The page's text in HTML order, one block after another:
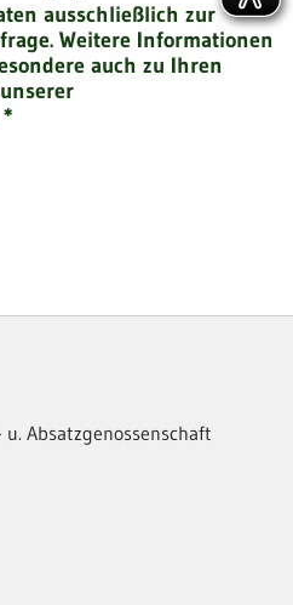
ausschließlich zur
Weitere Informationen
auch zu Ihren
Absatzgenossenschaft